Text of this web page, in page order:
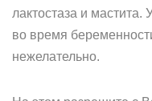
лактостаза и
во время
нежелательно.